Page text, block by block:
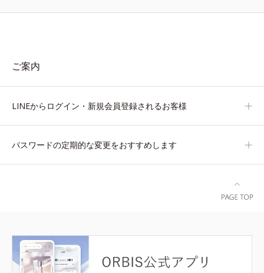
ご案内
LINEからログイン・新規会員登録されるお客様
パスワードの定期的な変更をおすすめします